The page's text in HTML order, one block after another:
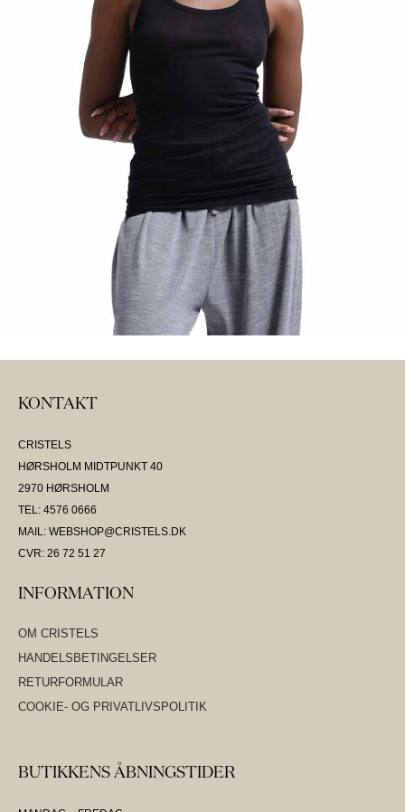
KONTAKT
CRISTELS
HØRSHOLM MIDTPUNKT 40
2970 HØRSHOLM
TEL: 4576 0666
MAIL: WEBSHOP@CRISTELS.DK
CVR: 26 72 51 27
INFORMATION
OM CRISTELS
HANDELSBETINGELSER
RETURFORMULAR
COOKIE- OG PRIVATLIVSPOLITIK
BUTIKKENS ÅBNINGSTIDER